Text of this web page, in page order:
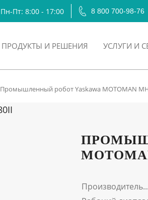
Пн-Пт: 8:00 - 17:00 8 800 700-98-76
ПРОДУКТЫ И РЕШЕНИЯ УСЛУГИ И
Промышленный робот Yaskawa MOTOMAN
Производитель